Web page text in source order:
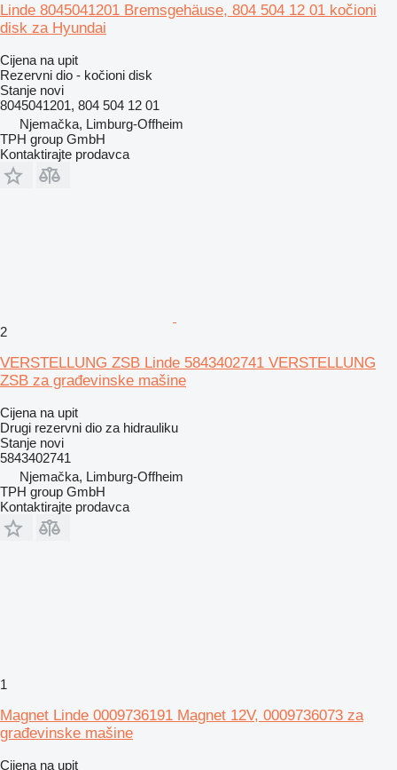
Linde 8045041201 Bremsgehäuse, 804 504 12 01 kočioni
disk za Hyundai
Cijena na upit
Rezervni dio - kočioni disk
Stanje novi
8045041201, 804 504 12 01
Njemačka, Limburg-Offheim
TPH group GmbH
Kontaktirajte prodavca
2
VERSTELLUNG ZSB Linde 5843402741 VERSTELLUNG
ZSB za građevinske mašine
Cijena na upit
Drugi rezervni dio za hidrauliku
Stanje novi
5843402741
Njemačka, Limburg-Offheim
TPH group GmbH
Kontaktirajte prodavca
1
Magnet Linde 0009736191 Magnet 12V, 0009736073 za
građevinske mašine
Cijena na upit